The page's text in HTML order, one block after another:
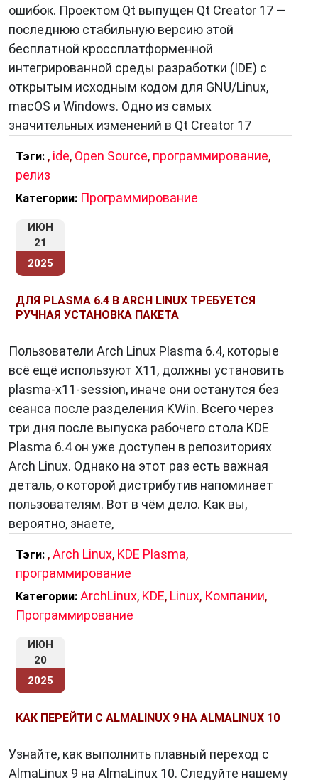
ошибок. Проектом Qt выпущен Qt Creator 17 —
последнюю стабильную версию этой
бесплатной кроссплатформенной
интегрированной среды разработки (IDE) с
открытым исходным кодом для GNU/Linux,
macOS и Windows. Одно из самых
значительных изменений в Qt Creator 17
Тэги: , ide, Open Source, программирование,
релиз
Категории: Программирование
ИЮН
21
2025
ДЛЯ PLASMA 6.4 В ARCH LINUX ТРЕБУЕТСЯ
РУЧНАЯ УСТАНОВКА ПАКЕТА
Пользователи Arch Linux Plasma 6.4, которые
всё ещё используют X11, должны установить
plasma-x11-session, иначе они останутся без
сеанса после разделения KWin. Всего через
три дня после выпуска рабочего стола KDE
Plasma 6.4 он уже доступен в репозиториях
Arch Linux. Однако на этот раз есть важная
деталь, о которой дистрибутив напоминает
пользователям. Вот в чём дело. Как вы,
вероятно, знаете,
Тэги: ,Arch Linux, KDE Plasma,
программирование
Категории: ArchLinux, KDE, Linux, Компании,
Программирование
ИЮН
20
2025
КАК ПЕРЕЙТИ С ALMALINUX 9 НА ALMALINUX 10
Узнайте, как выполнить плавный переход с
AlmaLinux 9 на AlmaLinux 10. Следуйте нашему